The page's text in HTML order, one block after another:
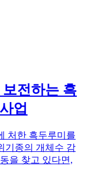
전하는 흑
업
처한 흑두루미를
기종의 개체수 감
을 찾고 있다면,